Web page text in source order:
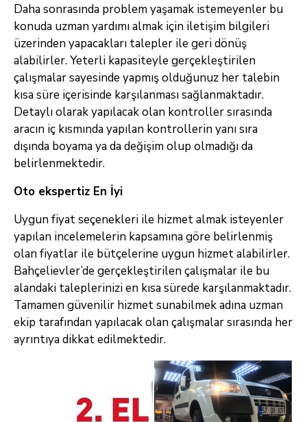
Daha sonrasında problem yaşamak istemeyenler bu
konuda uzman yardımı almak için iletişim bilgileri
üzerinden yapacakları talepler ile geri dönüş
alabilirler. Yeterli kapasiteyle gerçekleştirilen
çalışmalar sayesinde yapmış olduğunuz her talebin
kısa süre içerisinde karşılanması sağlanmaktadır.
Detaylı olarak yapılacak olan kontroller sırasında
aracın iç kısmında yapılan kontrollerin yanı sıra
dışında boyama ya da değişim olup olmadığı da
belirlenmektedir.
Oto ekspertiz En İyi
Uygun fiyat seçenekleri ile hizmet almak isteyenler
yapılan incelemelerin kapsamına göre belirlenmiş
olan fiyatlar ile bütçelerine uygun hizmet alabilirler.
Bahçelievler’de gerçekleştirilen çalışmalar ile bu
alandaki taleplerinizi en kısa sürede karşılanmaktadır.
Tamamen güvenilir hizmet sunabilmek adına uzman
ekip tarafından yapılacak olan çalışmalar sırasında her
ayrıntıya dikkat edilmektedir.